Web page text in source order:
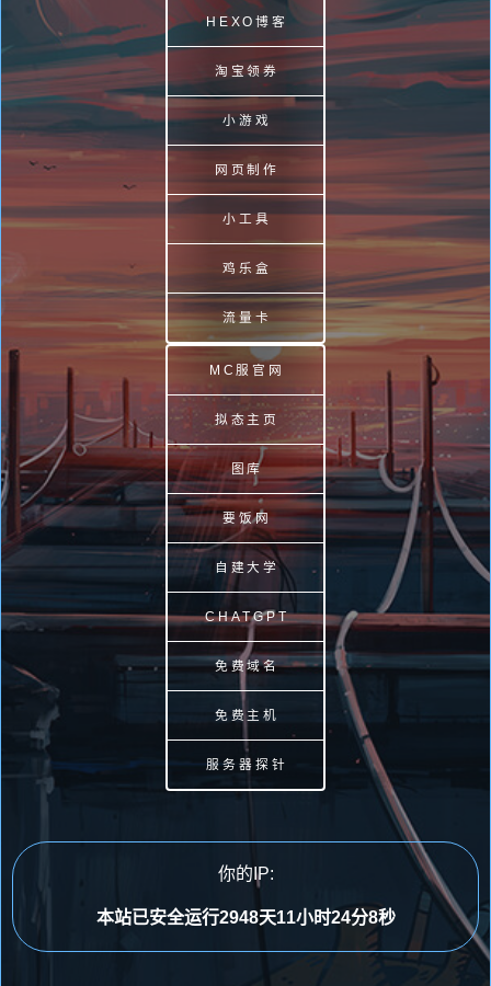
HEXO博客
淘宝领券
小游戏
网页制作
小工具
鸡乐盒
流量卡
MC服官网
拟态主页
图库
要饭网
自建大学
CHATGPT
免费域名
免费主机
服务器探针
你的IP:
本站已安全运行2948天11小时24分8秒